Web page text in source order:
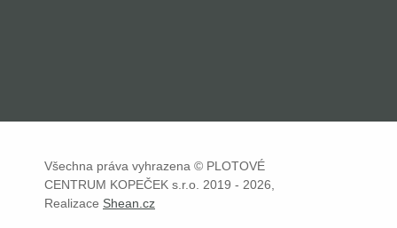
Všechna práva vyhrazena © PLOTOVÉ
CENTRUM KOPEČEK s.r.o. 2019 - 2026,
Realizace Shean.cz